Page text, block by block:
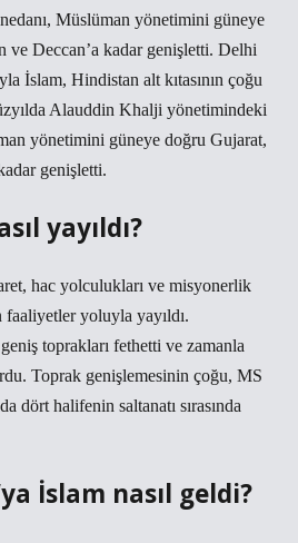
Müslüman yönetimini güneye
ve Deccan’a kadar genişletti. Delhi
İslam, Hindistan alt kıtasının çoğu
Alauddin Khalji yönetimindeki
yönetimini güneye doğru Gujarat,
genişletti.
yayıldı?
hac yolculukları ve misyonerlik
faaliyetler yoluyla yayıldı.
toprakları fethetti ve zamanla
Toprak genişlemesinin çoğu, MS
dört halifenin saltanatı sırasında
İslam nasıl geldi?